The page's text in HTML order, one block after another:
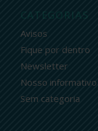
CATEGORIAS
Avisos
Fique por dentro
Newsletter
Nosso informativo
Sem categoria